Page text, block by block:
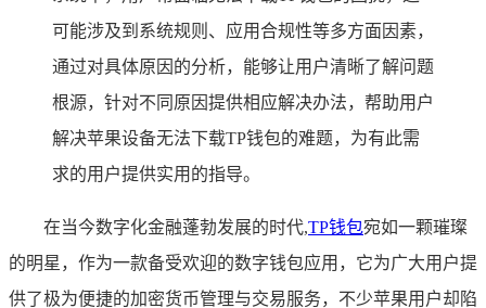
可能涉及到系统规则、应用合规性等多方面因素，
通过对具体原因的分析，能够让用户清晰了解问题
根源，针对不同原因提供相应解决办法，帮助用户
解决苹果设备无法下载TP钱包的难题，为有此需
求的用户提供实用的指导。
在当今数字化金融蓬勃发展的时代,TP钱包宛如一颗璀璨
的明星，作为一款备受欢迎的数字钱包应用，它为广大用户提
供了极为便捷的加密货币管理与交易服务，不少苹果用户却陷